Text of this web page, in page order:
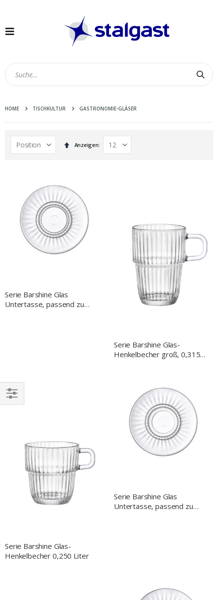
Navigation
HOME TISCHKULTUR GASTRONOMIE-GLÄSER
In
absteigender
Anzeigen
Serie Barshine Glas
Untertasse, passend zu
Serie Barshine Glas-
Henkelbecher groß, 0,315
Serie Barshine Glas-
Henkelbecher 0,250 Liter
Serie Barshine Glas
Untertasse, passend zu
EINKAUFEN